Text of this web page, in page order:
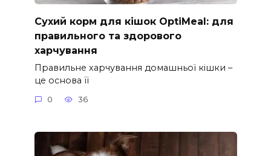
Сухий корм для кішок OptiMeal: для
правильного та здорового
харчування
Правильне харчування домашньої кішки –
це основа її
0 36